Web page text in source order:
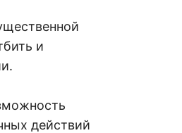
и
действий